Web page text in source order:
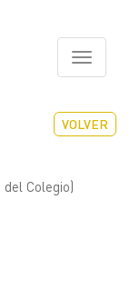
Toggle
VOLVER
Colegio)